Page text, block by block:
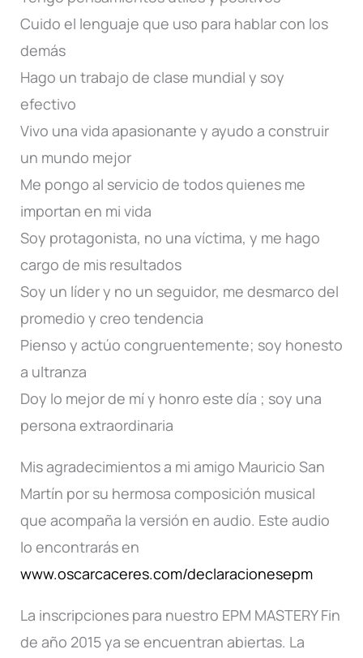
Cuido el lenguaje que uso para hablar con los
demás
Hago un trabajo de clase mundial y soy
efectivo
Vivo una vida apasionante y ayudo a construir
un mundo mejor
Me pongo al servicio de todos quienes me
importan en mi vida
Soy protagonista, no una víctima, y me hago
cargo de mis resultados
Soy un líder y no un seguidor, me desmarco del
promedio y creo tendencia
Pienso y actúo congruentemente; soy honesto
a ultranza
Doy lo mejor de mí y honro este día ; soy una
persona extraordinaria
Mis agradecimientos a mi amigo Mauricio San
Martín por su hermosa composición musical
que acompaña la versión en audio. Este audio
lo encontrarás en
www.oscarcaceres.com/declaracionesepm
La inscripciones para nuestro EPM MASTERY Fin
de año 2015 ya se encuentran abiertas. La